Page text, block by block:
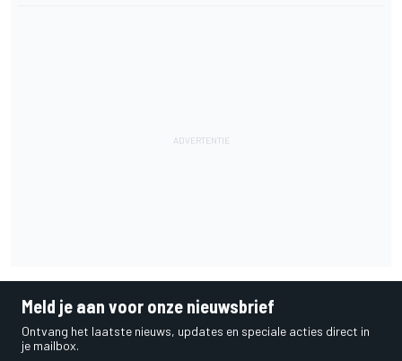
Meld je aan voor onze nieuwsbrief
Ontvang het laatste nieuws, updates en speciale acties direct in
je mailbox.